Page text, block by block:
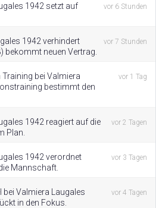
1942 setzt auf
vor 6 Stunden
1942 verhindert
neuen Vertrag.
vor 7 Stunden
bei Valmiera
bestimmt den
vor 1 Tag
1942 reagiert auf die
Plan.
vor 2 Tagen
1942 verordnet
Mannschaft.
vor 3 Tagen
Valmiera Laugales
in den Fokus.
vor 4 Tagen